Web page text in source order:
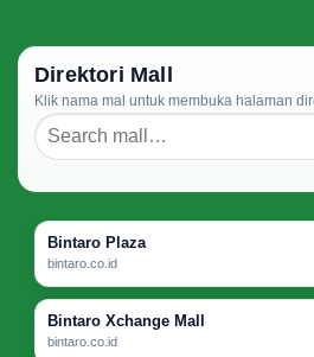
Direktori Mall
Klik nama mal untuk membuka halaman
Bintaro Plaza
bintaro.co.id
Bintaro Xchange Mall
bintaro.co.id